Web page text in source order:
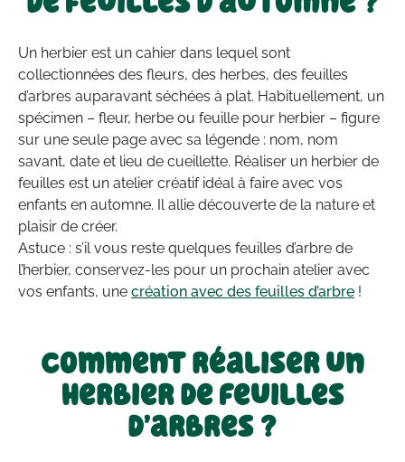
Un herbier est un cahier dans lequel sont
collectionnées des fleurs, des herbes, des feuilles
d’arbres auparavant séchées à plat. Habituellement, un
spécimen – fleur, herbe ou feuille pour herbier – figure
sur une seule page avec sa légende : nom, nom
savant, date et lieu de cueillette. Réaliser un herbier de
feuilles est un atelier créatif idéal à faire avec vos
enfants en automne. Il allie découverte de la nature et
plaisir de créer.
Astuce : s’il vous reste quelques feuilles d’arbre de
l’herbier, conservez-les pour un prochain atelier avec
vos enfants, une création avec des feuilles d’arbre !
Comment réaliser un
herbier de feuilles
d’arbres ?